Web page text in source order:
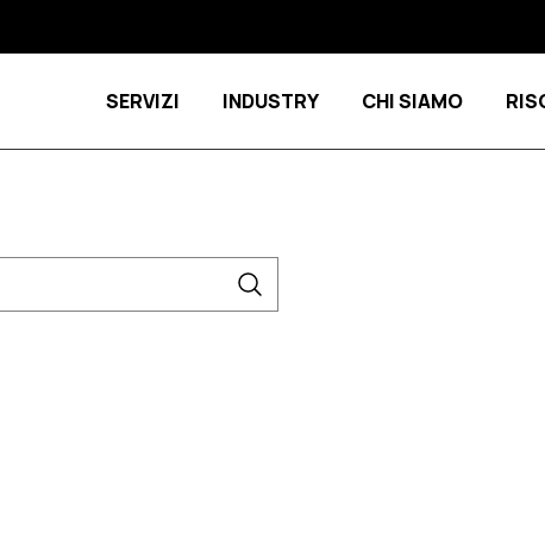
SERVIZI Show submenu for Servizi
INDUSTRY Show
CHI SIAMO